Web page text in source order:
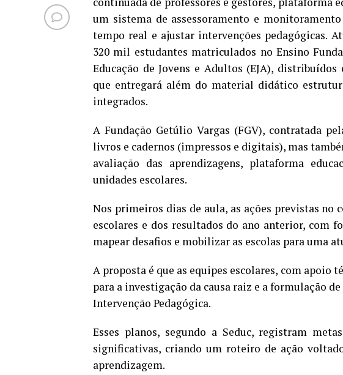
um sistema de assessoramento e
tempo real e ajustar intervenções pedagógicas.
320 mil estudantes matriculados no Ensino
Educação de Jovens e Adultos (EJA),
que entregará além do material didático
integrados.
A Fundação Getúlio Vargas (FGV), contratada
livros e cadernos (impressos e digitais), mas
avaliação das aprendizagens, plataforma
unidades escolares.
Nos primeiros dias de aula, as ações previstas no
escolares e dos resultados do ano anterior, com
mapear desafios e mobilizar as escolas para uma
A proposta é que as equipes escolares, com apoio
para a investigação da causa raiz e a formulação
Intervenção Pedagógica.
Esses planos, segundo a Seduc, registram
significativas, criando um roteiro de ação
aprendizagem.